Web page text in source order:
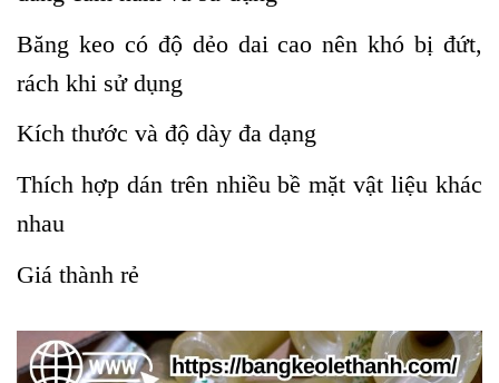
Băng keo có độ dẻo dai cao nên khó bị đứt,
rách khi sử dụng
Kích thước và độ dày đa dạng
Thích hợp dán trên nhiều bề mặt vật liệu khác
nhau
Giá thành rẻ